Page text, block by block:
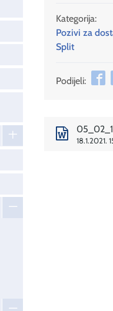
Kategorija:
Pozivi za
Split
Podijeli:
18.1.2021.